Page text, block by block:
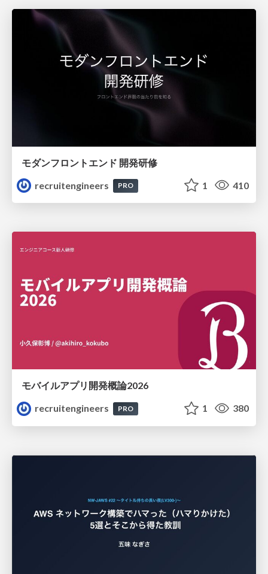
モダンフロントエンド 開発研修
recruitengineers
PRO 1 410
モバイルアプリ開発概論2026
recruitengineers
PRO 1 380